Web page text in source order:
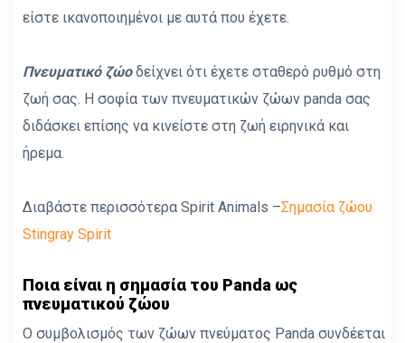
είστε ικανοποιημένοι με αυτά που έχετε.
Πνευματικό ζώο δείχνει ότι έχετε σταθερό ρυθμό στη
ζωή σας. Η σοφία των πνευματικών ζώων panda σας
διδάσκει επίσης να κινείστε στη ζωή ειρηνικά και
ήρεμα.
Διαβάστε περισσότερα Spirit Animals –Σημασία ζώου
Stingray Spirit
Ποια είναι η σημασία του Panda ως
πνευματικού ζώου
Ο συμβολισμός των ζώων πνεύματος Panda συνδέεται